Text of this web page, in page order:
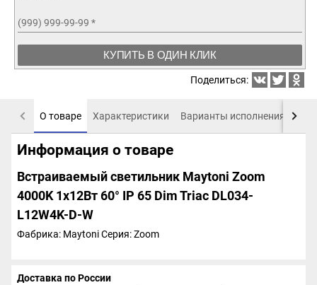
(999) 999-99-99 *
КУПИТЬ В ОДИН КЛИК
Поделиться:
О товаре Характеристики Варианты исполнения
Информация о товаре
Встраиваемый светильник Maytoni Zoom
4000K 1x12Вт 60° IP 65 Dim Triac DL034-
L12W4K-D-W
Фабрика: MaytoniСерия: Zoom
Доставка по России